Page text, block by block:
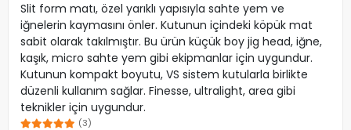
Slit form matı, özel yarıklı yapısıyla sahte yem ve
iğnelerin kaymasını önler. Kutunun içindeki köpük mat
sabit olarak takılmıştır. Bu ürün küçük boy jig head, iğne,
kaşık, micro sahte yem gibi ekipmanlar için uygundur.
Kutunun kompakt boyutu, VS sistem kutularla birlikte
düzenli kullanım sağlar. Finesse, ultralight, area gibi
teknikler için uygundur.
(3)